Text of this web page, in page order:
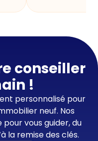
conseiller
!
personnalisé pour
neuf. Nos
vous guider, du
la remise des clés.